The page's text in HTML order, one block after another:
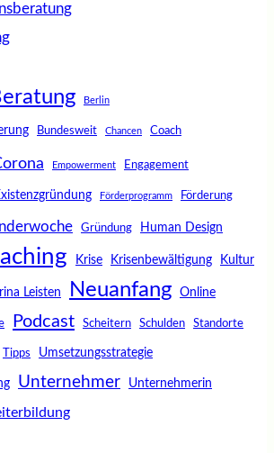
Berlin
Bundesweit Chancen Coach
Empowerment Engagement
Förderprogramm Förderung
Gründung Human Design
Krise Krisenbewältigung Kultur
Leisten Neuanfang Online
Podcast Scheitern Schulden Standorte
Tipps Umsetzungsstrategie
Unternehmer Unternehmerin